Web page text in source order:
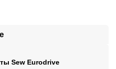
Sew Eurodrive